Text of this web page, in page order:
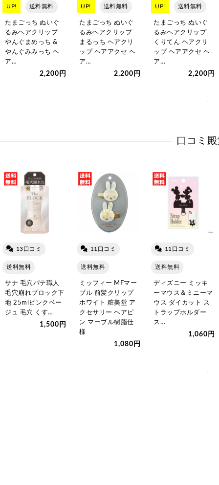
UP! 送料無料
たまごっち ぬいぐ
るみヘアクリップ
やんぐまめっち &
やんぐみみっち ヘ
ア…
2,200円
UP! 送料無料
たまごっち ぬいぐ
るみヘアクリップ
まるっち ヘアクリ
ップ ヘアアクセ ヘ
ア…
2,200円
UP! 送料無料
たまごっち ぬいぐ
るみヘアクリップ
くりてん ヘアクリ
ップ ヘアアクセ ヘ
ア…
2,200円
口コミ
13口コミ
送料無料
サナ 毛穴パテ職人
毛穴崩れブロック下
地 25mlピンクベー
ジュ 毛穴 くす…
1,500円
11口コミ
送料無料
ミッフィー MFマー
ブル 前髪クリップ
ホワイト 粧美堂 ア
クセサリー ヘアピ
ン マーブル樹脂仕
様
1,080円
11口コミ
送料無料
ディズニー ミッキ
ーマウス＆ミニーマ
ウス ダイカット ス
トラップホルダー
ス…
1,060円